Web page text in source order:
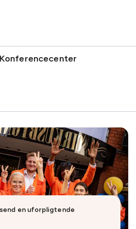
en uforpligtende